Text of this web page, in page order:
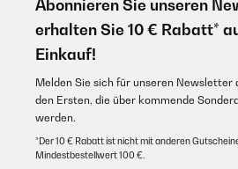
fonctionne très bien en brasero,
Non è una semplice griglia, è un
Abonnieren Sie unseren
erhalten Sie 10 € Rabatt*
Einkauf!
Melden Sie sich für unseren Newsletter
den Ersten, die über kommende
werden.
*Der 10 € Rabatt ist nicht mit anderen
Mindestbestellwert 100 €.